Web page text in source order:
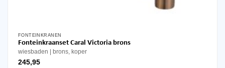
FONTEINKRANEN
Fonteinkraanset Caral Victoria brons
wiesbaden brons, koper
245,95